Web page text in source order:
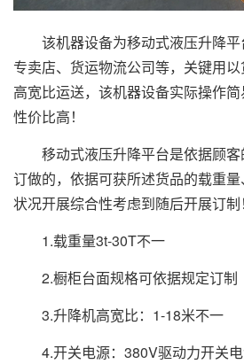
该机器设备为移动式液压升降平
专卖店、货运物流公司等，关键用
高宽比运送，该机器设备实际操作
性价比高！
移动式液压升降平台是依据顾客
订做的，依据可获所述货品的载重
状况开展综合性考虑到随后开展订制！
1.载重量3t-30T不一
2.橱柜台面规格可依据规定订制
3.升降机高宽比：1-18米不一
4.开关电源：380V驱动力开关